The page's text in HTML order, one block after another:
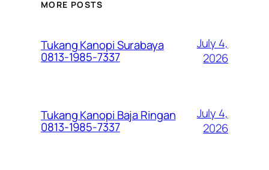
MORE POSTS
Tukang Kanopi Surabaya
0813-1985-7337
July 4,
2026
Tukang Kanopi Baja Ringan
0813-1985-7337
July 4,
2026